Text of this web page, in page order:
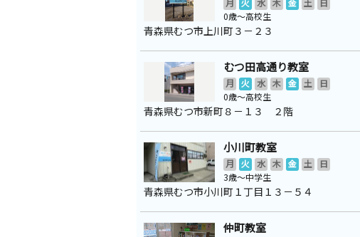
月 火 水 木 金 土
日
0歳～高校生
青森県むつ市上川町３－２３
むつ田高通り教室
月 火 水 木 金 土
日
0歳～高校生
青森県むつ市新町８－１３ ２階
小川町教室
月 火 水 木 金 土
日
3歳～中学生
青森県むつ市小川町１丁目１３－５４
仲町教室